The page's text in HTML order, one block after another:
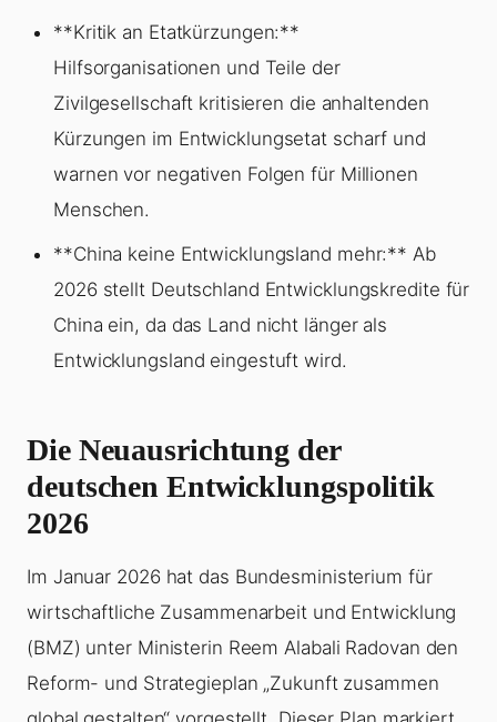
**Kritik an Etatkürzungen:**
Hilfsorganisationen und Teile der
Zivilgesellschaft kritisieren die anhaltenden
Kürzungen im Entwicklungsetat scharf und
warnen vor negativen Folgen für Millionen
Menschen.
**China keine Entwicklungsland mehr:** Ab
2026 stellt Deutschland Entwicklungskredite für
China ein, da das Land nicht länger als
Entwicklungsland eingestuft wird.
Die Neuausrichtung der
deutschen Entwicklungspolitik
2026
Im Januar 2026 hat das Bundesministerium für
wirtschaftliche Zusammenarbeit und Entwicklung
(BMZ) unter Ministerin Reem Alabali Radovan den
Reform- und Strategieplan „Zukunft zusammen